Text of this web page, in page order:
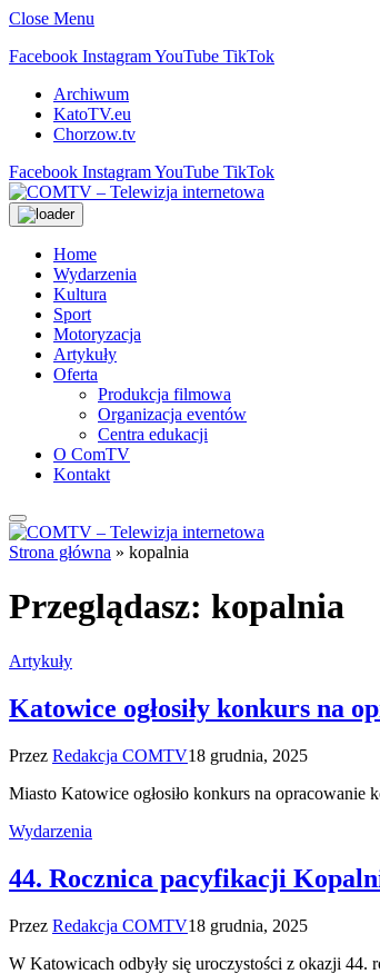
Close Menu
Facebook InstagramYouTube TikTok
Archiwum
KatoTV.eu
Chorzow.tv
Facebook InstagramYouTube TikTok
Home
Wydarzenia
Kultura
Sport
Motoryzacja
Artykuły
Oferta
Produkcja filmowa
Organizacja eventów
Centra edukacji
O ComTV
Kontakt
Strona główna » kopalnia
Przeglądasz: kopalnia
Artykuły
Katowice ogłosiły konkurs na
Przez Redakcja COMTV18 grudnia, 2025
Miasto Katowice ogłosiło konkurs na
Wydarzenia
44. Rocznica pacyfikacji
Przez Redakcja COMTV18 grudnia, 2025
W Katowicach odbyły się uroczystości z okazji